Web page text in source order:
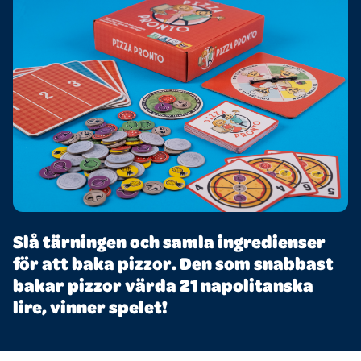
Slå tärningen och samla ingredienser
för att baka pizzor. Den som snabbast
bakar pizzor värda 21 napolitanska
lire, vinner spelet!